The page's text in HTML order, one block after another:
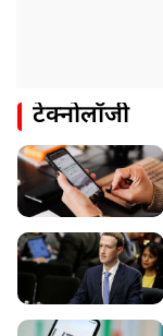
टेक्नोलॉजी